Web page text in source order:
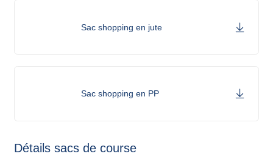
Sac shopping en jute
Sac shopping en PP
Détails sacs de course